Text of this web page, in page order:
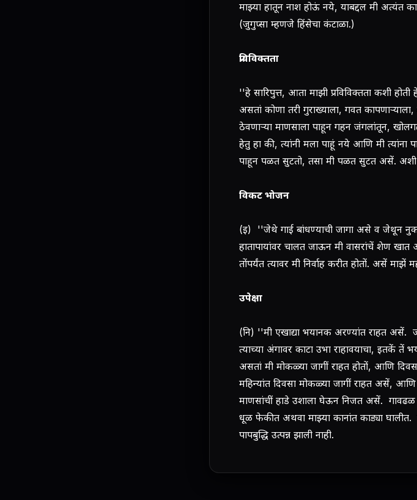
माझ्या हातून नाश होऊं नये, याबद्दल मी अत्यंत
(जुगुप्सा म्हणजे हिंसेचा कंटाळा.)
प्रविविक्तता
''हे सारिपुत्त, आता माझी प्रविविक्तता कशी
असतां कोणा तरी गुराख्याला, गवत
ठेवणार्‍या माणसाला पाहून गहन जंगलांतून,
हेतु हा की, त्यांनी मला पाहूं नये आणि मी
पाहून पळत सुटतो, तसा मी पळत सुटत असें. अशी
विकट भोजन
(इ) ''जेथे गाई बांधण्याची जागा असे व जेथून
हातापायांवर चालत जाऊन मी वासरांचें शेण
तोंपर्यंत त्यावर मी निर्वाह करीत होतों. असें माझें
उपेक्षा
(नि) ''मी एखाद्या भयानक अरण्यांत राहत असें.
त्याच्या अंगावर काटा उभा राहावयाचा, इतकें
असतां मी मोकळ्या जागीं राहत होतों, आणि
महिन्यांत दिवसा मोकळ्या जागीं राहत असें,
माणसांचीं हाडे उशाला घेऊन निजत असें.
धूळ फेकीत अथवा माझ्या कानांत काड्या घालीत.
पापबुद्धि उत्पन्न झाली नाही.